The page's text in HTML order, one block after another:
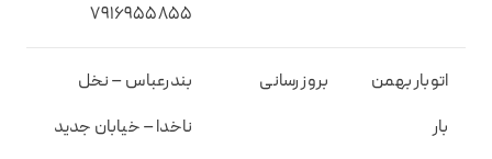
۷۹۱۶۹۵۵۸۵۵
اتوبار بهمن
بار
بروز رسانی
بندرعباس – نخل
ناخدا – خیابان جدید